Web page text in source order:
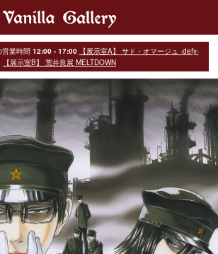
営業時間 12:00 - 17:00
【展示室A】 サド・オマージュ -defy-
【展示室B】 荒井良展 MELTDOWN